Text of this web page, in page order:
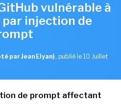
vulnérable à
injection de
par Jean Elyan) , publié le 10 Juillet
de prompt affectant